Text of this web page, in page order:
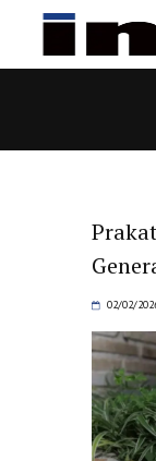
02/02/